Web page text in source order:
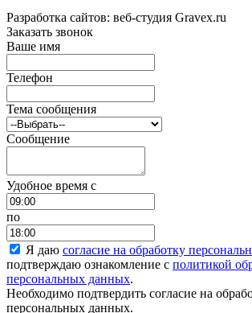
Разработка сайтов: веб-студия Gravex.ru
Заказать звонок
Ваше имя
Телефон
Тема сообщения
Сообщение
Удобное время c
по
Я даю согласие на обработку
подтверждаю ознакомление с политикой
персональных данных.
Необходимо подтвердить согласие на
персональных данных.